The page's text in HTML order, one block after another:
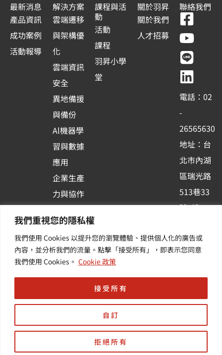
我們重視您的隱私權
我們使用 Cookies 以提升您的瀏覽體驗、提供個人化的廣告或
內容，並分析我們的流量。點擊「接受所有」，即表示您同意
我們使用 Cookies。 Cookie 政策
自訂
拒絕所有
接受所有
最新消息
產品資訊
成功案例
活動報導
解決方案
雲端遷移
與架構優
化
雲端資訊
安全
異地備援
與備份
Al機器學
習與數據
應用
企業生產
力與協作
台應用
其他／加
值服務
課程與活
動
活動
課程
羽昇小學
堂
關於羽昇
關於我們
人才招募
聯絡我們
F
a
c
e
b
o
o
k
-
s
q
u
a
r
Y
o
u
t
u
b
e
L
i
n
e
L
i
n
k
e
d
i
n
電話：02
-
26565630
地址：台
北市內湖
區瑞光路
513巷33
號6樓
新訊 | 提
供您最新
Copyright © 羽昇國際股份有限公司